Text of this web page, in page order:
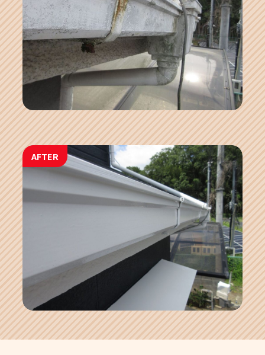
AFTER